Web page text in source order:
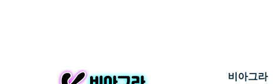
비아그라